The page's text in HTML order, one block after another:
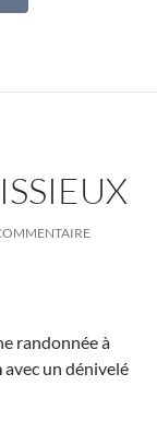
randonnée à
avec un dénivelé